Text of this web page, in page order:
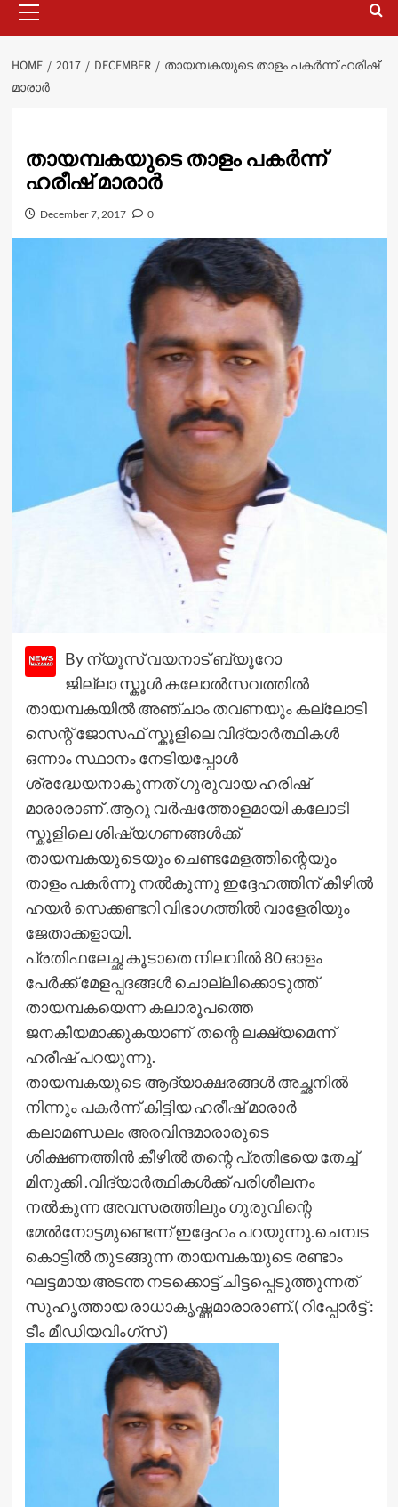
Menu
HOME 2017 DECEMBER
തായമ്പകയുടെ താളം പകർന്ന് ഹരീഷ്
മാരാർ
തായമ്പകയുടെ താളം പകർന്ന്
ഹരീഷ് മാരാർ
December 7, 2017 0
By ന്യൂസ് വയനാട് ബ്യൂറോ
ജില്ലാ സ്കൂൾ കലോൽസവത്തിൽ
തായമ്പകയിൽ അഞ്ചാം തവണയും കല്ലോടി
സെന്റ് ജോസഫ് സ്കൂളിലെ വിദ്യാർത്ഥികൾ
ഒന്നാം സ്ഥാനം നേടിയപ്പോൾ
ശ്രദ്ധേയനാകുന്നത് ഗുരുവായ ഹരിഷ്
മാരാരാണ് .ആറു വർഷത്തോളമായി കലോടി
സ്കൂളിലെ ശിഷ്യഗണങ്ങൾക്ക്
തായമ്പകയുടെയും ചെണ്ടമേളത്തിന്റെയും
താളം പകർന്നു നൽകുന്നു ഇദ്ദേഹത്തിന് കീഴിൽ
ഹയർ സെക്കണ്ടറി വിഭാഗത്തിൽ വാളേരിയും
ജേതാക്കളായി.
പ്രതിഫലേച്ഛ കൂടാതെ നിലവിൽ 80 ഓളം
പേർക്ക് മേളപ്പദങ്ങൾ ചൊല്ലിക്കൊടുത്ത്
തായമ്പകയെന്ന കലാരൂപത്തെ
ജനകീയമാക്കുകയാണ് തന്റെ ലക്ഷ്യമെന്ന്
ഹരീഷ് പറയുന്നു.
തായമ്പകയുടെ ആദ്യാക്ഷരങ്ങൾ അച്ഛനിൽ
നിന്നും പകർന്ന് കിട്ടിയ ഹരീഷ് മാരാർ
കലാമണ്ഡലം അരവിന്ദമാരാരുടെ
ശിക്ഷണത്തിൻ കീഴിൽ തന്റെ പ്രതിഭയെ തേച്ച്
മിനുക്കി .വിദ്യാർത്ഥികൾക്ക് പരിശീലനം
നൽകുന്ന അവസരത്തിലും ഗുരുവിന്റെ
മേൽനോട്ടമുണ്ടെന്ന് ഇദ്ദേഹം പറയുന്നു.ചെമ്പട
കൊട്ടിൽ തുടങ്ങുന്ന തായമ്പകയുടെ രണ്ടാം
ഘട്ടമായ അടന്ത നടക്കൊട്ട് ചിട്ടപ്പെടുത്തുന്നത്
സുഹൃത്തായ രാധാകൃഷ്ണമാരാരാണ്.( റിപ്പോർട്ട് :
ടീം മീഡിയവിംഗ്സ് )